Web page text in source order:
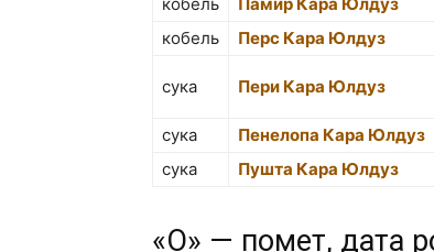
кобель
Перс Кара Юлдуз
сука Пери Кара Юлдуз
сука Пенелопа Кара Юлдуз
сука
Пушта Кара Юлдуз
«О» — помет, дата